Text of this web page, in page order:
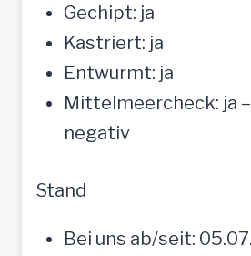
Gechipt: ja
Kastriert: ja
Entwurmt: ja
Mittelmeercheck: ja
negativ
Stand
Bei uns ab/seit: